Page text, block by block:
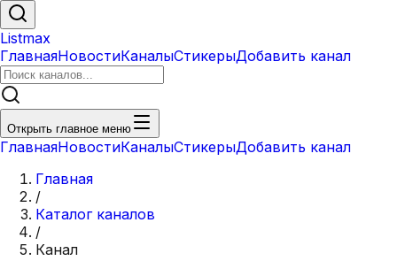
Listmax
ГлавнаяНовостиКаналыСтикерыДобавить канал
Открыть главное меню
ГлавнаяНовостиКаналыСтикерыДобавить канал
Главная
/
Каталог каналов
/
Канал